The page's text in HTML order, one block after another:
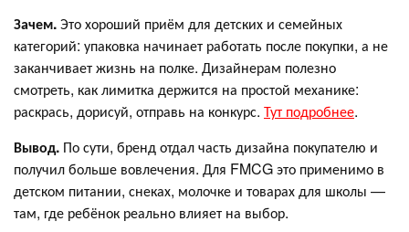
Зачем.Это хороший приём для детских и семейных
категорий: упаковка начинает работать после покупки, а не
заканчивает жизнь на полке. Дизайнерам полезно
смотреть, как лимитка держится на простой механике:
раскрась, дорисуй, отправь на конкурс. Тут подробнее.
Вывод. По сути, бренд отдал часть дизайна покупателю и
получил больше вовлечения. Для FMCG это применимо в
детском питании, снеках, молочке и товарах для школы —
там, где ребёнок реально влияет на выбор.